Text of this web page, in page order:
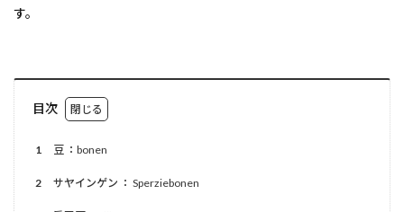
す。
目次
1 豆 ：bonen
2 サヤインゲン ： Sperziebonen